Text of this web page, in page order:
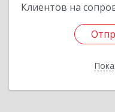
Клиентов на